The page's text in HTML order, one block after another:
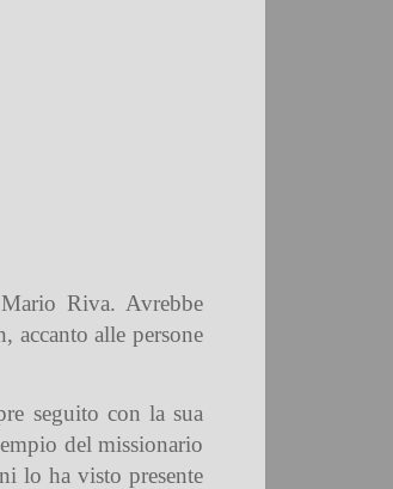
Riva. Avrebbe
accanto alle persone
seguito con la sua
del missionario
lo ha visto presente